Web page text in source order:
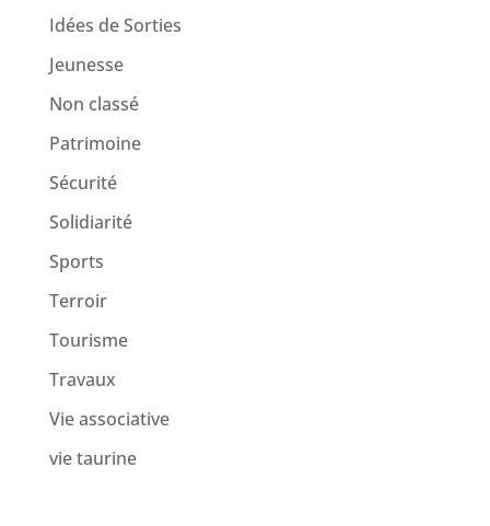
Idées de Sorties
Jeunesse
Non classé
Patrimoine
Sécurité
Solidiarité
Sports
Terroir
Tourisme
Travaux
Vie associative
vie taurine